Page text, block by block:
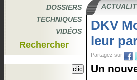
DOSSIERS
TECHNIQUES
VIDÉOS
Rechercher
DKV
leur
Partagez sur
Un